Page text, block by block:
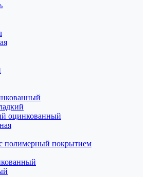
оцинкованный
полимерный покрытием